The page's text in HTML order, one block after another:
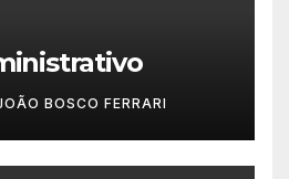
BOSCO FERRARI